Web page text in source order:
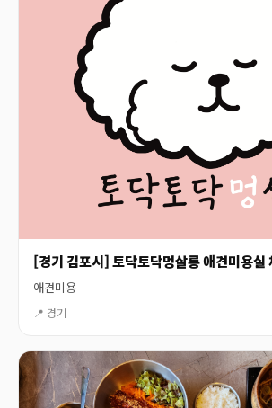
[경기 김포시] 토닥토닥멍살롱 애견미용실
애견미용
📍 경기